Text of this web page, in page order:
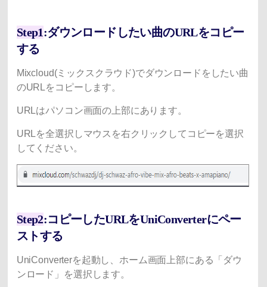
Step1:ダウンロードしたい曲のURLをコピー
する
Mixcloud(ミックスクラウド)でダウンロードをしたい曲
のURLをコピーします。
URLはパソコン画面の上部にあります。
URLを全選択しマウスを右クリックしてコピーを選択
してください。
Step2:コピーしたURLをUniConverterにペー
ストする
UniConverterを起動し、ホーム画面上部にある「ダウ
ンロード」を選択します。